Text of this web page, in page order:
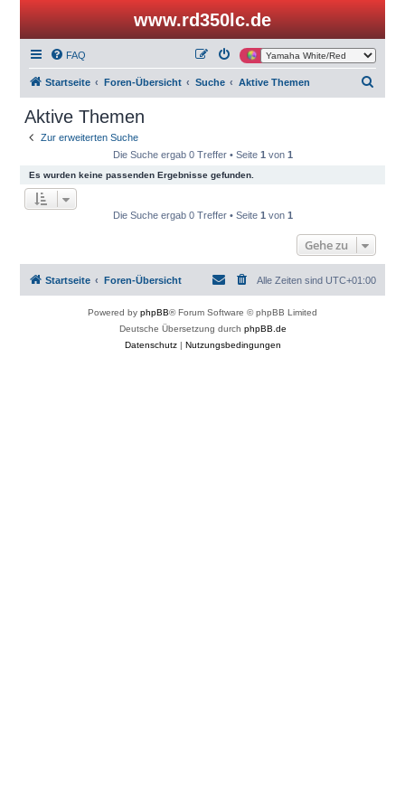
www.rd350lc.de
FAQ
Startseite Foren-Übersicht Suche Aktive Themen
Aktive Themen
Zur erweiterten Suche
Die Suche ergab 0 Treffer • Seite 1 von 1
Es wurden keine passenden Ergebnisse gefunden.
Die Suche ergab 0 Treffer • Seite 1 von 1
Gehe zu
Startseite Foren-Übersicht Alle Zeiten sind UTC+01:00
Powered by phpBB® Forum Software © phpBB Limited
Deutsche Übersetzung durch phpBB.de
Datenschutz| Nutzungsbedingungen